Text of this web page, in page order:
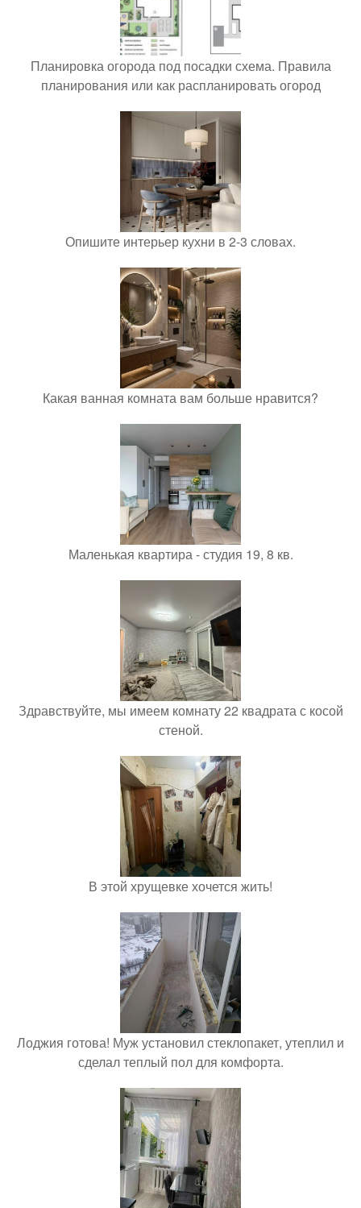
Планировка огорода под посадки схема. Правила
планирования или как распланировать огород
Опишите интерьер кухни в 2-3 словах.
Какая ванная комната вам больше нравится?
Маленькая квартира - студия 19, 8 кв.
Здравствуйте, мы имеем комнату 22 квадрата с косой
стеной.
В этой хрущевке хочется жить!
Лоджия готова! Муж установил стеклопакет, утеплил и
сделал теплый пол для комфорта.